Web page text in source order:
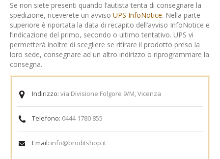
Se non siete presenti quando l’autista tenta di consegnare la
spedizione, riceverete un avviso UPS InfoNotice. Nella parte
superiore è riportata la data di recapito dell’avviso InfoNotice e
l’indicazione del primo, secondo o ultimo tentativo. UPS vi
permetterà inoltre di scegliere se ritirare il prodotto preso la
loro sede, consegnare ad un altro indirizzo o riprogrammare la
consegna.
Indirizzo: via Divisione Folgore 9/M, Vicenza
Telefono: 0444 1780 855
Email: info@broditshop.it